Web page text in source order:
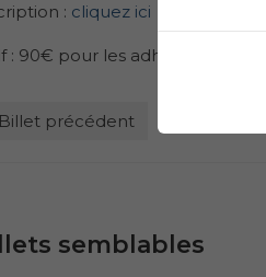
: cliquez ici
: 90€ pour les adhérents de
Billet précédent
semblables